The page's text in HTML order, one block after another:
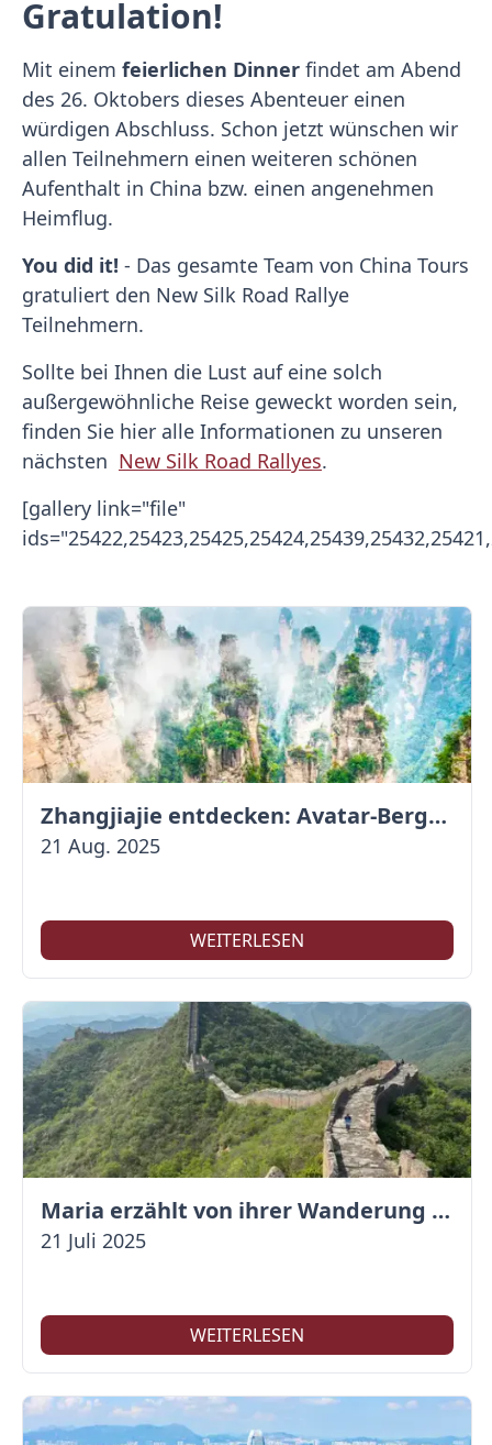
Gratulation!
Mit einem feierlichen Dinner findet am Abend
des 26. Oktobers dieses Abenteuer einen
würdigen Abschluss. Schon jetzt wünschen wir
allen Teilnehmern einen weiteren schönen
Aufenthalt in China bzw. einen angenehmen
Heimflug.
You did it! - Das gesamte Team von China Tours
gratuliert den New Silk Road Rallye
Teilnehmern.
Sollte bei Ihnen die Lust auf eine solch
außergewöhnliche Reise geweckt worden sein,
finden Sie hier alle Informationen zu unseren
nächsten New Silk Road Rallyes.
[gallery link="file"
Zhangjiajie entdecken: Avatar-Berge & Altstadt von Fenghuang
21 Aug. 2025
WEITERLESEN
Maria erzählt von ihrer Wanderung auf der Großen Mauer
21 Juli 2025
WEITERLESEN